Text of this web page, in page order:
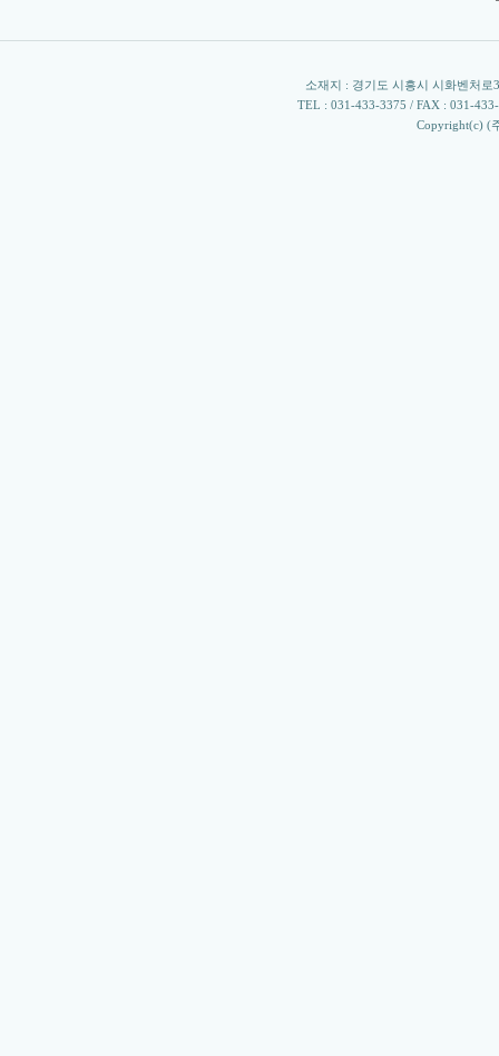
소재지 : 경기도 시흥시 시화벤처
TEL : 031-433-3375 / FAX : 031-
Copyright(c) (